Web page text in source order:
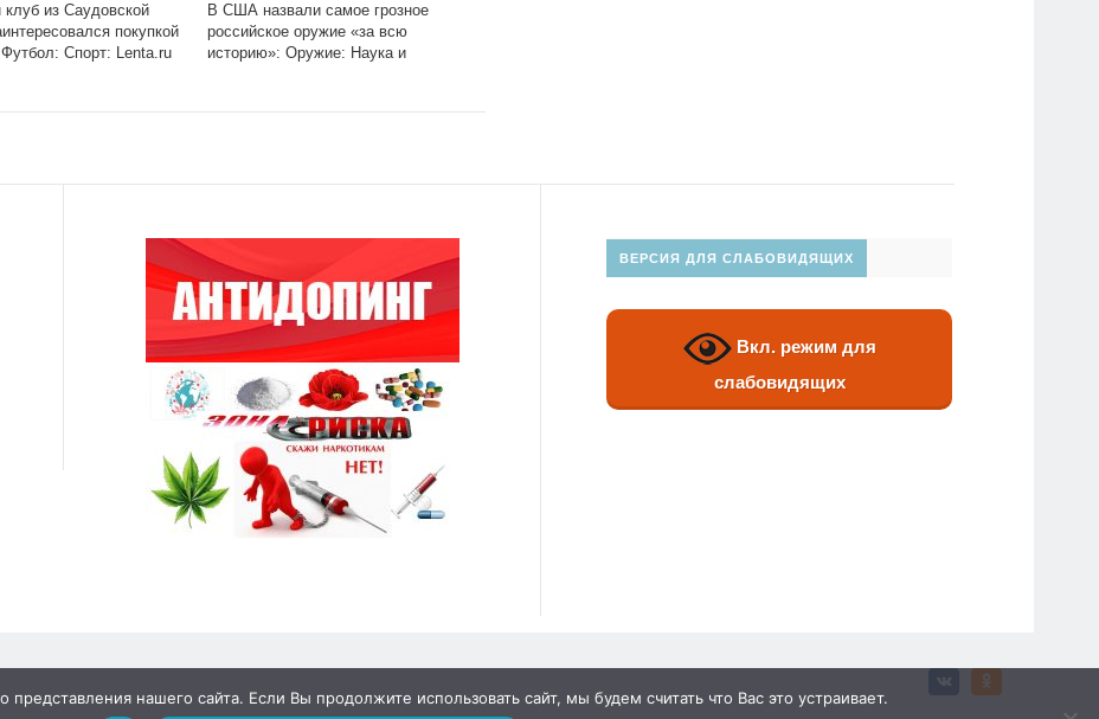
из Саудовской
покупкой
Спорт: Lenta.ru
В США назвали самое грозное
российское оружие «за всю
историю»: Оружие: Наука и
ВЕРСИЯ ДЛЯ СЛАБОВИДЯЩИХ
Вкл. режим для
слабовидящих
нашего сайта. Если Вы продолжите использовать сайт, мы будем считать что Вас это устраивает.